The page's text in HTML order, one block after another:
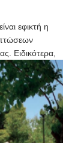
εφικτή η
Ειδικότερα,